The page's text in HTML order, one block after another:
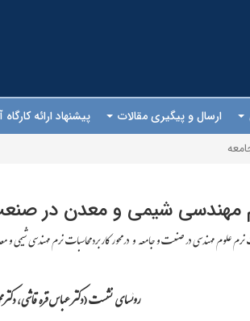
ارسال و پیگیری مقالات پیشنهاد ارائه
مهندسی شیمی و معدن در
در صنعت و جامعه و در محور کاربرد محاسبات نرم مهندسی شیمی و معدن در صنعت و جامعه با مجموع
روئسای نشست (دکتر عباس قره قاشی، دکتر